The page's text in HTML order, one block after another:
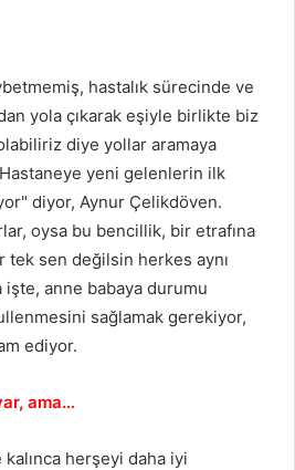
hastalık sürecinde ve
yola çıkarak eşiyle birlikte biz
diye yollar aramaya
Hastaneye yeni gelenlerin ilk
diyor, Aynur Çelikdöven.
oysa bu bencillik, bir etrafına
tek sen değilsin herkes aynı
anne babaya durumu
sağlamak gerekiyor,
ediyor.
ama…
herşeyi daha iyi